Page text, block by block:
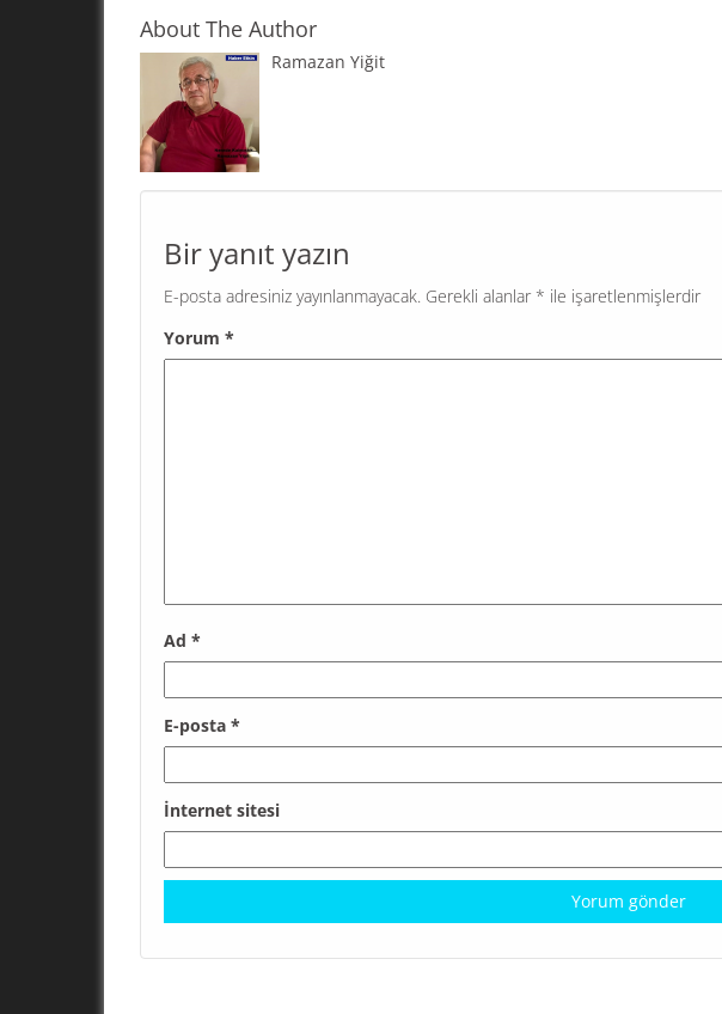
SER-Ar'ın son seçim anketinde CHP birinci parti olurken,
AKP yüzde 30.6 oyla ikinci sırada yer aldı. DEM Parti
About The Author
Ramazan Yiğit
Bir yanıt yazın
E-posta adresiniz yayınlanmayacak. Gerekli alanlar * ile işaretlenmişlerdir
Yorum *
Ad *
E-posta *
İnternet sitesi